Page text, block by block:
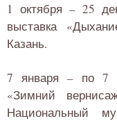
1 октября – 25
выставка
Казань.
7 января – по 7
«Зимний
Национальный